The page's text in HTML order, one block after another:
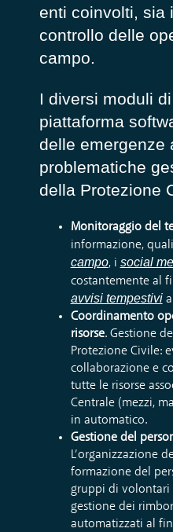
enti coinvolti, sia
controllo delle
campo.
I diversi moduli
piattaforma
delle emergenze
problematiche
della Protezione
Monitoraggio del
informazione, quali
campo, i social
costantementeal
avvisi tempestivi
Coordinamento
risorse. Gestione
Protezione Civile:
collaborazione e
tutte le risorse a
Centrale (mezzi,
in automatico.
Gestione del
L’organizzazione
formazionedel
gruppi di volontari
gestione dei
automatizzati al